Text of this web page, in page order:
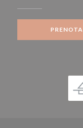
PRENOTA